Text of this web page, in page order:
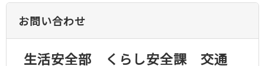
お問い合わせ
生活安全部 くらし安全課 交通